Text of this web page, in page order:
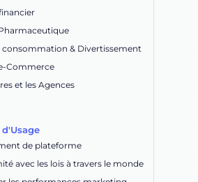
consommation & Divertissement
Commerce
et les Agences
d'Usage
de plateforme
avec les lois à travers le monde